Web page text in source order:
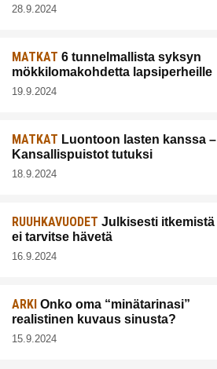
28.9.2024
MATKAT 6 tunnelmallista syksyn
mökkilomakohdetta lapsiperheille
19.9.2024
MATKAT Luontoon lasten kanssa –
Kansallispuistot tutuksi
18.9.2024
RUUHKAVUODET Julkisesti itkemistä
ei tarvitse hävetä
16.9.2024
ARKI Onko oma “minätarinasi”
realistinen kuvaus sinusta?
15.9.2024